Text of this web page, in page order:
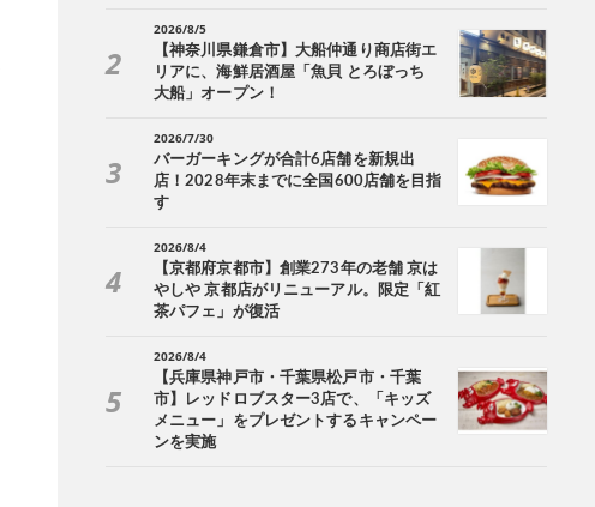
2026/8/5
【神奈川県鎌倉市】大船仲通り商店街エ
リアに、海鮮居酒屋「魚貝 とろぼっち
大船」オープン！
2026/7/30
バーガーキングが合計6店舗を新規出
店！2028年末までに全国600店舗を目指
す
2026/8/4
【京都府京都市】創業273年の老舗 京は
やしや 京都店がリニューアル。限定「紅
茶パフェ」が復活
2026/8/4
【兵庫県神戸市・千葉県松戸市・千葉
市】レッドロブスター3店で、「キッズ
メニュー」をプレゼントするキャンペー
ンを実施